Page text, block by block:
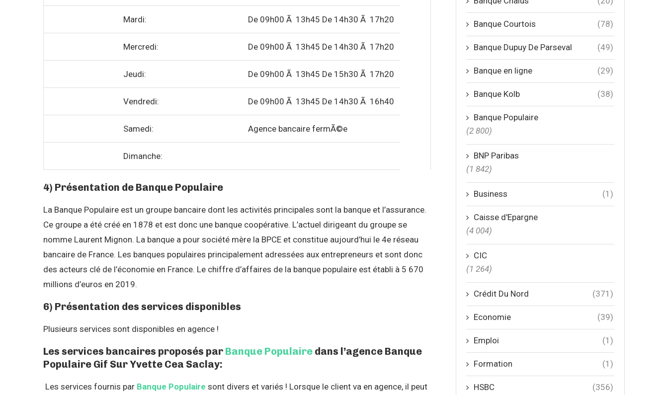
Mardi: De 09h00 Ã 13h45 De 14h30 Ã 17h20
Mercredi: De 09h00 Ã 13h45 De 14h30 Ã 17h20
Jeudi: De 09h00 Ã 13h45 De 15h30 Ã 17h20
Vendredi: De 09h00 Ã 13h45 De 14h30 Ã 16h40
Samedi: Agence bancaire fermÃ©e
Dimanche:
4) Présentation de Banque Populaire
La Banque Populaire est un groupe bancaire dont les activités principales sont la banque et l’assurance.
Ce groupe a été créé en 1878 et est donc une banque coopérative. L’actuel dirigeant du groupe se
nomme Laurent Mignon. La banque a pour société mère la BPCE et constitue aujourd’hui le 4e réseau
bancaire de France. Les banques populaires principalement adressées aux entrepreneurs et sont donc
des acteurs clé de l’économie en France. Le chiffre d’affaires de la banque populaire est établi à 5 670
millions d’euros en 2019.
6) Présentation des services disponibles
Plusieurs services sont disponibles en agence !
Les services bancaires proposés par Banque Populaire dans l’agence Banque
Populaire Gif Sur Yvette Cea Saclay:
Les services fournis par Banque Populaire sont divers et variés ! Lorsque le client va en agence, il peut
Banque Courtois (78)
Banque Dupuy De Parseval (49)
Banque en ligne (29)
Banque Kolb (38)
Banque Populaire
(2 800)
BNP Paribas
(1 842)
Business (1)
Caisse d'Epargne
(4 004)
CIC
(1 264)
Crédit Du Nord (371)
Economie (39)
Emploi (1)
Formation (1)
HSBC (356)